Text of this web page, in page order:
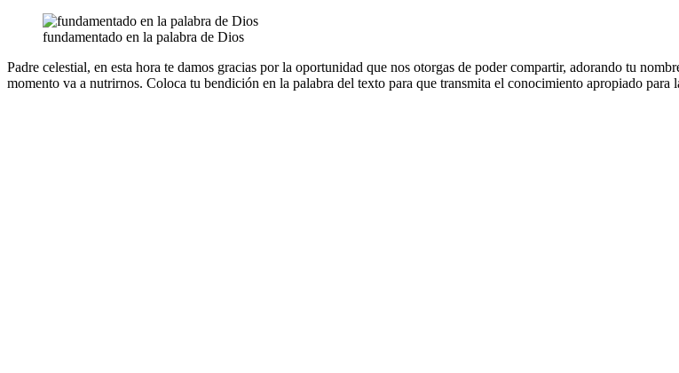
fundamentado en la palabra de Dios
Padre celestial, en esta hora te damos gracias por la oportunidad que nos otorgas de poder compartir, adorando tu
momento va a nutrirnos. Coloca tu bendición en la palabra del texto para que transmita el conocimiento apropiado para